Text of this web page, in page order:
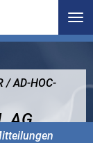
/ AD-HOC-
AG